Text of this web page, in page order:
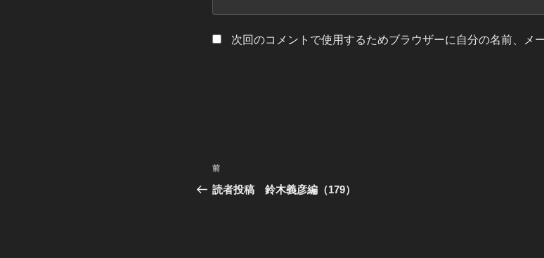
次回のコメントで使用するためブラウザーに自分の名前、メ
投
稿
過
去
前
読者投稿 鈴木義彦編（179）